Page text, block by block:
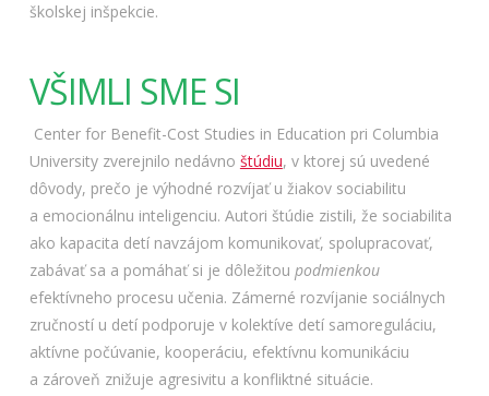
školskej inšpekcie.
VŠIMLI SME SI
Center for Benefit-Cost Studies in Education pri Columbia
University zverejnilo nedávno štúdiu, v ktorej sú uvedené
dôvody, prečo je výhodné rozvíjať u žiakov sociabilitu
a emocionálnu inteligenciu. Autori štúdie zistili, že sociabilita
ako kapacita detí navzájom komunikovať, spolupracovať,
zabávať sa a pomáhať si je dôležitou podmienkou
efektívneho procesu učenia. Zámerné rozvíjanie sociálnych
zručností u detí podporuje v kolektíve detí samoreguláciu,
aktívne počúvanie, kooperáciu, efektívnu komunikáciu
a zároveň znižuje agresivitu a konfliktné situácie.